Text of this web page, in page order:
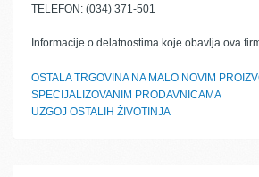
TELEFON: (034) 371-501
Informacije o delatnostima koje obavlja ova
OSTALA TRGOVINA NA MALO NOVIM
SPECIJALIZOVANIM PRODAVNICAMA
UZGOJ OSTALIH ŽIVOTINJA